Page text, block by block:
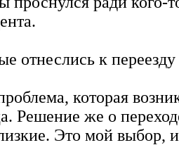
отнеслись к
которая
Решение же о
Это мой выбор,